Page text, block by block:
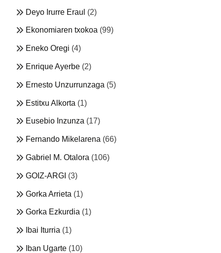
Deyo Irurre Eraul (2)
Ekonomiaren txokoa (99)
Eneko Oregi (4)
Enrique Ayerbe (2)
Ernesto Unzurrunzaga (5)
Estitxu Alkorta (1)
Eusebio Inzunza (17)
Fernando Mikelarena (66)
Gabriel M. Otalora (106)
GOIZ-ARGI (3)
Gorka Arrieta (1)
Gorka Ezkurdia (1)
Ibai Iturria (1)
Iban Ugarte (10)